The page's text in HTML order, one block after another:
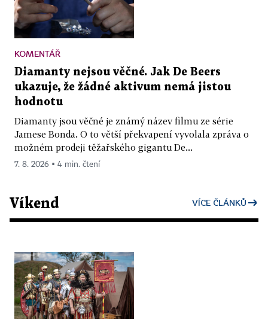
KOMENTÁŘ
Diamanty nejsou věčné. Jak De Beers
ukazuje, že žádné aktivum nemá jistou
hodnotu
Diamanty jsou věčné je známý název filmu ze série
Jamese Bonda. O to větší překvapení vyvolala zpráva o
možném prodeji těžařského gigantu De...
7. 8. 2026 ▪ 4 min. čtení
Víkend VÍCE ČLÁNKŮ